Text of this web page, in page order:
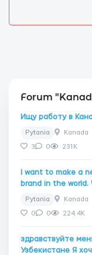
Forum
Ищу работу в
Pytania Kanada
3 0 231K
I want to make a
brand in the world.
Pytania Kanada
0 0 224.4K
здравствуйте
Узбекистане Я